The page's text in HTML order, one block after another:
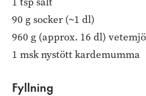
90 g socker (~1 dl)
960 g (approx. 16 dl)
1 msk nystött kardemumma
Fyllning